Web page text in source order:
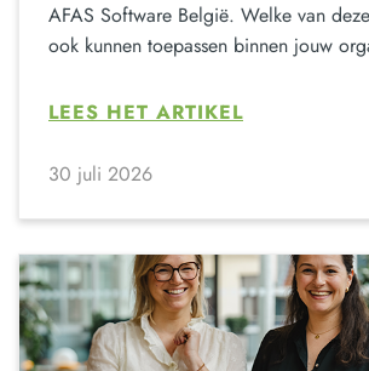
AFAS Software België. Welke van
ook kunnen toepassen binnen jouw
LEES HET ARTIKEL
30 juli 2026